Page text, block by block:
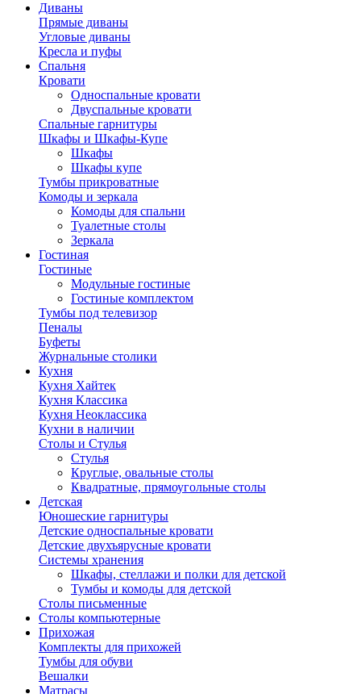
Диваны
Прямые диваны
Угловые диваны
Кресла и пуфы
Спальня
Кровати
Односпальные кровати
Двуспальные кровати
Спальные гарнитуры
Шкафы и Шкафы-Купе
Шкафы
Шкафы купе
Тумбы прикроватные
Комоды и зеркала
Комоды для спальни
Туалетные столы
Зеркала
Гостиная
Гостиные
Модульные гостиные
Гостиные комплектом
Тумбы под телевизор
Пеналы
Буфеты
Журнальные столики
Кухня
Кухня Хайтек
Кухня Классика
Кухня Неоклассика
Кухни в наличии
Столы и Стулья
Стулья
Круглые, овальные столы
Квадратные, прямоугольные столы
Детская
Юношеские гарнитуры
Детские односпальные кровати
Детские двухъярусные кровати
Системы хранения
Шкафы, стеллажи и полки для детской
Тумбы и комоды для детской
Столы письменные
Столы компьютерные
Прихожая
Комплекты для прихожей
Тумбы для обуви
Вешалки
Матрасы